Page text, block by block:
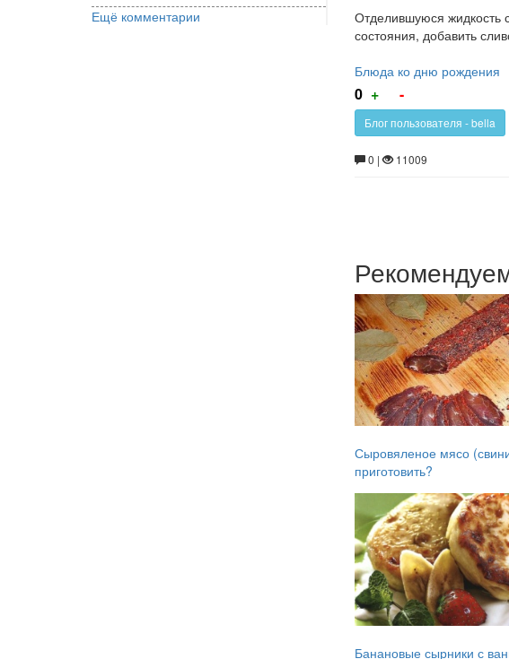
Ещё комментарии
Отделившуюся жидкость
состояния, добавить
Блюда ко дню рождения
0 +
за!
-
против!
Блог пользователя - bella
0 | 11009
Сыровяленое мясо
приготовить?
Банановые сырники с